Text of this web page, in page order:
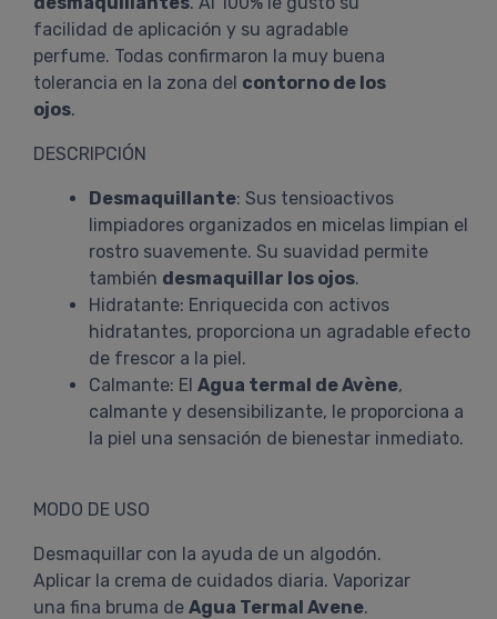
facilidad de aplicación y su agradable
perfume. Todas confirmaron la muy buena
tolerancia en la zona del contorno de los
ojos.
DESCRIPCIÓN
Desmaquillante: Sus tensioactivos
limpiadores organizados en micelas limpian el
rostro suavemente. Su suavidad permite
también desmaquillar los ojos.
Hidratante: Enriquecida con activos
hidratantes, proporciona un agradable efecto
de frescor a la piel.
Calmante: El Agua termal de Avène,
calmante y desensibilizante, le proporciona a
la piel una sensación de bienestar inmediato.
MODO DE USO
Desmaquillar con la ayuda de un algodón.
Aplicar la crema de cuidados diaria. Vaporizar
una fina bruma de Agua Termal Avene.